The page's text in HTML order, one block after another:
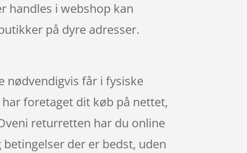
handles i webshop kan
på dyre adresser.
nødvendigvis får i fysiske
foretaget dit køb på nettet,
returretten har du online
der er bedst, uden